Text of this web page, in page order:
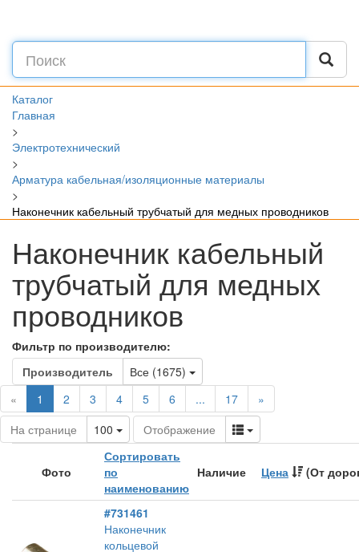
Каталог
Главная
>
Электротехнический
>
Арматура кабельная/изоляционные материалы
>
Наконечник кабельный трубчатый для медных проводников
Наконечник кабельный
трубчатый для медных
проводников
Фильтр по производителю:
Производитель
Все (1675) Toggle Dropdown
«
1 (current)
2 3 4 5 6 ... 17
»
На странице
100 Toggle Dropdown
Отображение Toggle Dropdown
Фото
Сортировать
по
наименованию
Наличие Цена (От
#731461
Наконечник
кольцевой